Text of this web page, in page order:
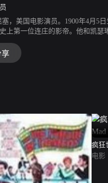
塞，美国电影演员。1900年4月5
上第一位连庄的影帝。他和凯瑟
，碍于宗教不能离婚，赫本一直默
享
疯狂
Mad
电影